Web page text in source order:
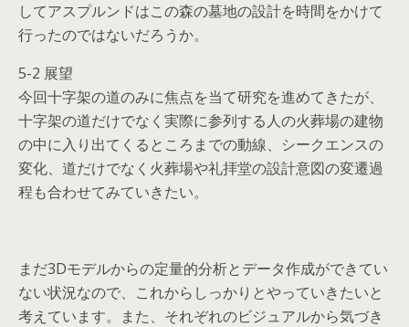
してアスプルンドはこの森の墓地の設計を時間をかけて
行ったのではないだろうか。
5-2 展望
今回十字架の道のみに焦点を当て研究を進めてきたが、
十字架の道だけでなく実際に参列する人の火葬場の建物
の中に入り出てくるところまでの動線、シークエンスの
変化、道だけでなく火葬場や礼拝堂の設計意図の変遷過
程も合わせてみていきたい。
まだ3Dモデルからの定量的分析とデータ作成ができてい
ない状況なので、これからしっかりとやっていきたいと
考えています。また、それぞれのビジュアルから気づき